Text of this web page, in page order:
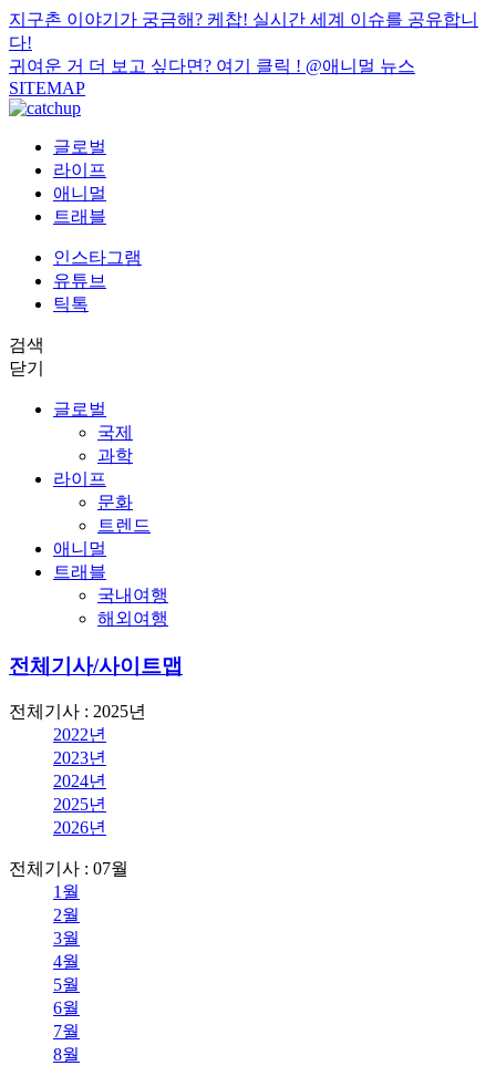
지구촌 이야기가 궁금해? 케찹! 실시간 세계 이슈를 공유합니
다!
귀여운 거 더 보고 싶다면? 여기 클릭 ! @애니멀 뉴스
SITEMAP
글로벌
라이프
애니멀
트래블
인스타그램
유튜브
틱톡
검색
닫기
글로벌
국제
과학
라이프
문화
트렌드
애니멀
트래블
국내여행
해외여행
전체기사/사이트맵
전체기사 : 2025년
2022년
2023년
2024년
2025년
2026년
전체기사 : 07월
1월
2월
3월
4월
5월
6월
7월
8월